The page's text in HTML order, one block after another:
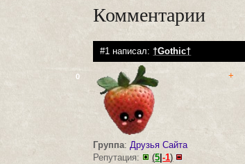
Комментарии
#1 написал:†Gothic†
0
Группа:Друзья Сайта
Репутация:
(5 |-1)
+